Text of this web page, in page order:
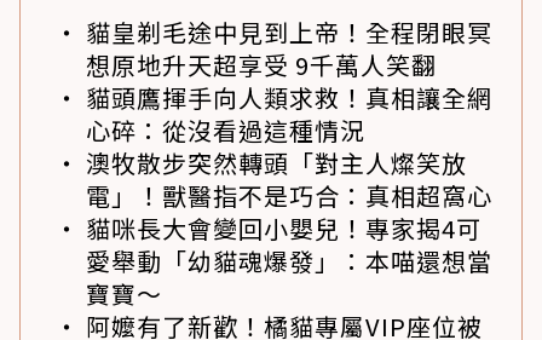
貓皇剃毛途中見到上帝！全程閉眼冥
想原地升天超享受 9千萬人笑翻
貓頭鷹揮手向人類求救！真相讓全網
心碎：從沒看過這種情況
澳牧散步突然轉頭「對主人燦笑放
電」！獸醫指不是巧合：真相超窩心
貓咪長大會變回小嬰兒！專家揭4可
愛舉動「幼貓魂爆發」：本喵還想當
寶寶～
阿嬤有了新歡！橘貓專屬VIP座位被